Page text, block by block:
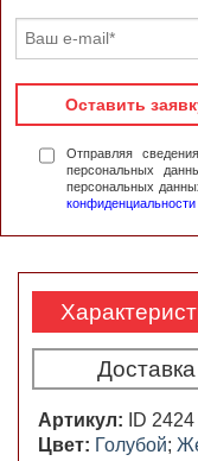
Оставить
Отправляя
персональных
персональных
конфиденциальности
Доставка
Артикул:
ID 2424
Цвет: Голубой;